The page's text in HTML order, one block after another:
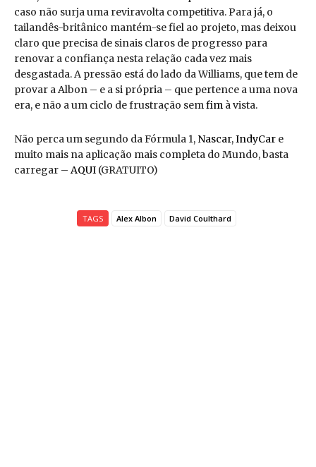
caso não surja uma reviravolta competitiva. Para já, o
tailandês-britânico mantém-se fiel ao projeto, mas deixou
claro que precisa de sinais claros de progresso para
renovar a confiança nesta relação cada vez mais
desgastada. A pressão está do lado da Williams, que tem de
provar a Albon – e a si própria – que pertence a uma nova
era, e não a um ciclo de frustração semfim à vista.
Não perca um segundo da Fórmula 1, Nascar,IndyCar e
muito mais na aplicação mais completa do Mundo, basta
carregar – AQUI (GRATUITO)
TAGS Alex Albon David Coulthard